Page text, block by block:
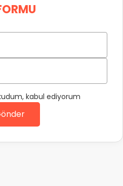
kabul ediyorum